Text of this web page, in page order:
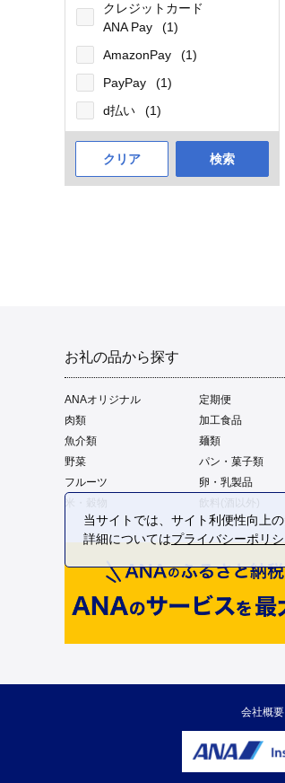
クレジットカード
ANA Pay
(1)
AmazonPay
(1)
PayPay
(1)
d払い
(1)
クリア 検索
お礼の品から探す
ANAオリジナル 定期便
肉類
加工食品
魚介類
麺類
野菜
パン・菓子類
フルーツ
卵・乳製品
米・穀物
会社概要
当サイトでは、サイト利便性向上
詳細についてはプライバシーポリ